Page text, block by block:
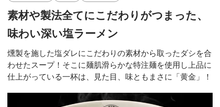
素材や製法全てにこだわりがつまった、
味わい深い塩ラーメン
燻製を施した塩ダレにこだわりの素材から取ったダシを合
わせたスープ！そこに麺肌滑らかな特注麺を使用し上品に
仕上がっている一杯は、見た目、味ともまさに「黄金」！